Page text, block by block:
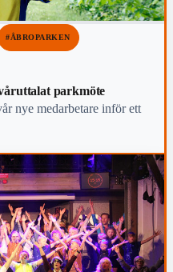
#ÅBROPARKEN
parkmöte
nye medarbetare inför ett